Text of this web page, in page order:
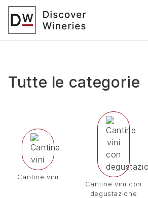
Tutte le categorie
Cantine vini
Cantine vini con
degustazione